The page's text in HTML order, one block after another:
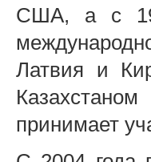
США, а с
Латвия и
принимает